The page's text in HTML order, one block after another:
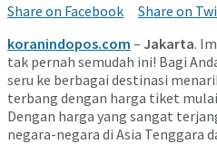
Share on Facebook
Share on
koranindopos.com – Jakarta.
tak pernah semudah ini! Bagi
seru ke berbagai destinasi
terbang dengan harga tiket
Dengan harga yang sangat
negara-negara di Asia Tenggara